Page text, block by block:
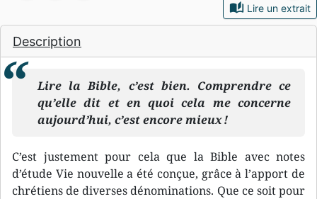
auto_stories Lire un extrait
Description
Lire la Bible, c’est bien. Comprendre ce
qu’elle dit et en quoi cela me concerne
aujourd’hui, c’est encore mieux !
C’est justement pour cela que la Bible avec notes
d’étude Vie nouvelle a été conçue, grâce à l’apport de
chrétiens de diverses dénominations. Que ce soit pour